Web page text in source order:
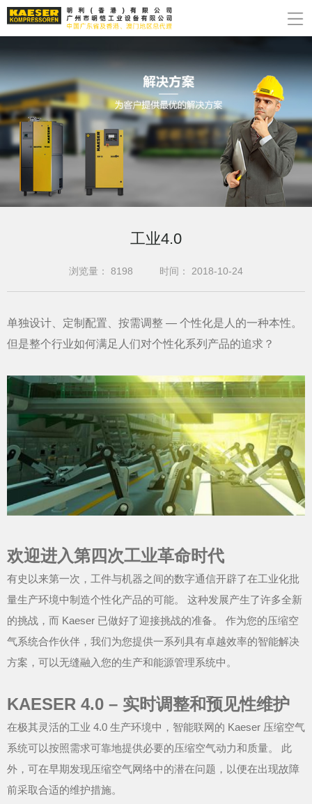
工业4.0
浏览量： 8198 时间： 2018-10-24
单独设计、定制配置、按需调整 — 个性化是人的一种本性。
但是整个行业如何满足人们对个性化系列产品的追求？
欢迎进入第四次工业革命时代
有史以来第一次，工件与机器之间的数字通信开辟了在工业化批
量生产环境中制造个性化产品的可能。 这种发展产生了许多全新
的挑战，而 Kaeser 已做好了迎接挑战的准备。 作为您的压缩空
气系统合作伙伴，我们为您提供一系列具有卓越效率的智能解决
方案，可以无缝融入您的生产和能源管理系统中。
KAESER 4.0 – 实时调整和预见性维护
在极其灵活的工业 4.0 生产环境中，智能联网的 Kaeser 压缩空气
系统可以按照需求可靠地提供必要的压缩空气动力和质量。 此
外，可在早期发现压缩空气网络中的潜在问题，以便在出现故障
前采取合适的维护措施。